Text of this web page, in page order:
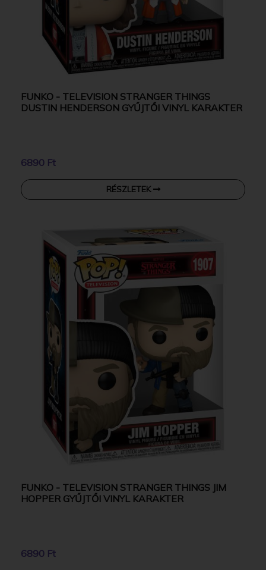
FUNKO - TELEVISION STRANGER THINGS
DUSTIN HENDERSON GYŰJTŐI VINYL KARAKTER
6890 Ft
RÉSZLETEK
FUNKO - TELEVISION STRANGER THINGS JIM
HOPPER GYŰJTŐI VINYL KARAKTER
6890 Ft